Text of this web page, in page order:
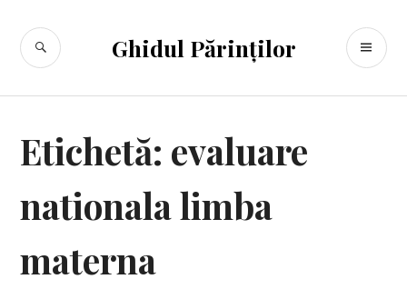
conținut
Ghidul Părinților
CĂUTARE
Etichetă: evaluare
nationala limba
materna